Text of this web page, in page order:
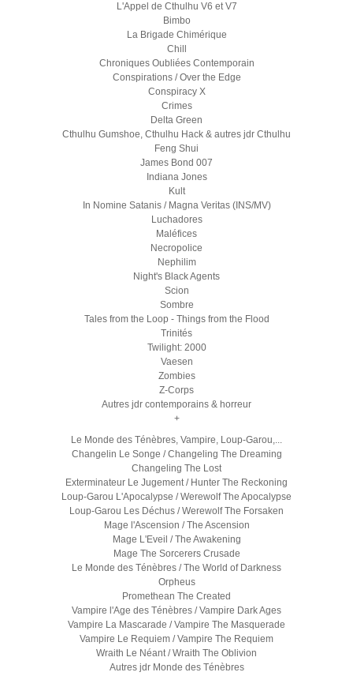
L'Appel de Cthulhu V6 et V7
Bimbo
La Brigade Chimérique
Chill
Chroniques Oubliées Contemporain
Conspirations / Over the Edge
Conspiracy X
Crimes
Delta Green
Cthulhu Gumshoe, Cthulhu Hack & autres jdr Cthulhu
Feng Shui
James Bond 007
Indiana Jones
Kult
In Nomine Satanis / Magna Veritas (INS/MV)
Luchadores
Maléfices
Necropolice
Nephilim
Night's Black Agents
Scion
Sombre
Tales from the Loop - Things from the Flood
Trinités
Twilight: 2000
Vaesen
Zombies
Z-Corps
Autres jdr contemporains & horreur
+
Le Monde des Ténèbres, Vampire, Loup-Garou,...
Changelin Le Songe / Changeling The Dreaming
Changeling The Lost
Exterminateur Le Jugement / Hunter The Reckoning
Loup-Garou L'Apocalypse / Werewolf The Apocalypse
Loup-Garou Les Déchus / Werewolf The Forsaken
Mage l'Ascension / The Ascension
Mage L'Eveil / The Awakening
Mage The Sorcerers Crusade
Le Monde des Ténèbres / The World of Darkness
Orpheus
Promethean The Created
Vampire l'Age des Ténèbres / Vampire Dark Ages
Vampire La Mascarade / Vampire The Masquerade
Vampire Le Requiem / Vampire The Requiem
Wraith Le Néant / Wraith The Oblivion
Autres jdr Monde des Ténèbres